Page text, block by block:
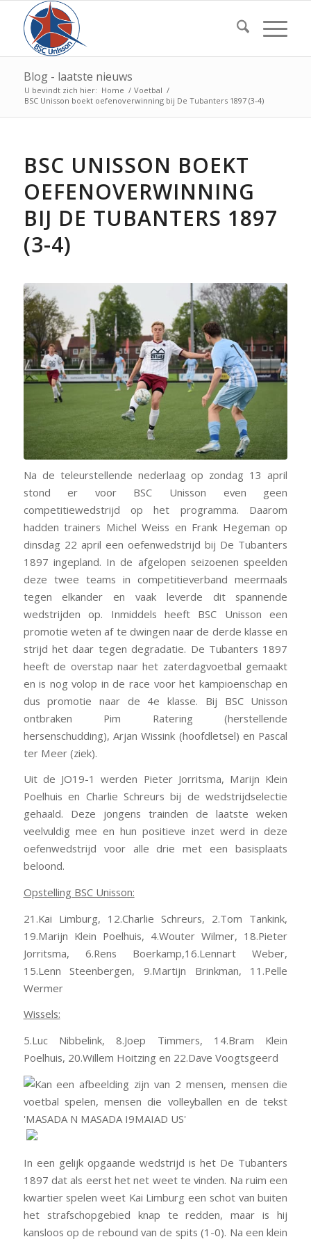
Blog - laatste nieuws
U bevindt zich hier: Home / Voetbal /
BSC Unisson boekt oefenoverwinning bij De Tubanters 1897 (3-4)
BSC UNISSON BOEKT
OEFENOVERWINNING
BIJ DE TUBANTERS 1897
(3-4)
Na de teleurstellende nederlaag op zondag 13 april
stond er voor BSC Unisson even geen
competitiewedstrijd op het programma. Daarom
hadden trainers Michel Weiss en Frank Hegeman op
dinsdag 22 april een oefenwedstrijd bij De Tubanters
1897 ingepland. In de afgelopen seizoenen speelden
deze twee teams in competitieverband meermaals
tegen elkander en vaak leverde dit spannende
wedstrijden op. Inmiddels heeft BSC Unisson een
promotie weten af te dwingen naar de derde klasse en
strijd het daar tegen degradatie. De Tubanters 1897
heeft de overstap naar het zaterdagvoetbal gemaakt
en is nog volop in de race voor het kampioenschap en
dus promotie naar de 4e klasse. Bij BSC Unisson
ontbraken Pim Ratering (herstellende
hersenschudding), Arjan Wissink (hoofdletsel) en Pascal
ter Meer (ziek).
Uit de JO19-1 werden Pieter Jorritsma, Marijn Klein
Poelhuis en Charlie Schreurs bij de wedstrijdselectie
gehaald. Deze jongens trainden de laatste weken
veelvuldig mee en hun positieve inzet werd in deze
oefenwedstrijd voor alle drie met een basisplaats
beloond.
Opstelling BSC Unisson:
21.Kai Limburg, 12.Charlie Schreurs, 2.Tom Tankink,
19.Marijn Klein Poelhuis, 4.Wouter Wilmer, 18.Pieter
Jorritsma, 6.Rens Boerkamp,16.Lennart Weber,
15.Lenn Steenbergen, 9.Martijn Brinkman, 11.Pelle
Wermer
Wissels:
5.Luc Nibbelink, 8.Joep Timmers, 14.Bram Klein
Poelhuis, 20.Willem Hoitzing en 22.Dave Voogtsgeerd
In een gelijk opgaande wedstrijd is het De Tubanters
1897 dat als eerst het net weet te vinden. Na ruim een
kwartier spelen weet Kai Limburg een schot van buiten
het strafschopgebied knap te redden, maar is hij
kansloos op de rebound van de spits (1-0). Na een klein